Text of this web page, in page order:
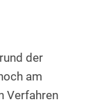
der
am
Verfahren